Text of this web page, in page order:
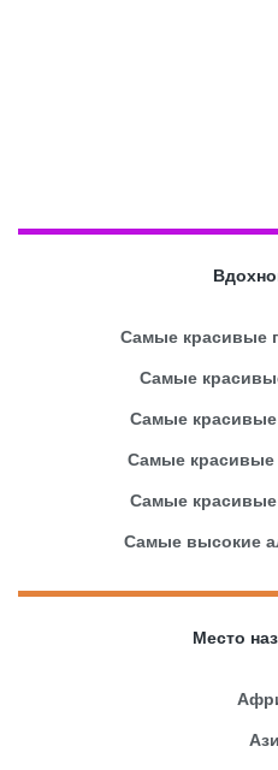
Самые красивые
Самые
Самые
Самые красивые
Самые
Самые высокие
Место